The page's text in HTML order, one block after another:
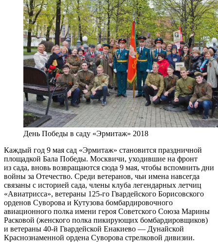
День Победы в саду «Эрмитаж» 2018
Каждый год 9 мая сад «Эрмитаж» становится праздничной
площадкой Бала Победы. Москвичи, уходившие на фронт
из сада, вновь возвращаются сюда 9 мая, чтобы вспомнить дни
войны за Отечество. Среди ветеранов, чьи имена навсегда
связаны с историей сада, члены клуба легендарных летчиц
«Авиатрисса», ветераны 125-го Гвардейского Борисовского
орденов Суворова и Кутузова бомбардировочного
авиационного полка имени героя Советского Союза Марины
Расковой (женского полка пикирующих бомбардировщиков)
и ветераны 40-й Гвардейской Енакиево — Дунайской
Краснознаменной ордена Суворова стрелковой дивизии.